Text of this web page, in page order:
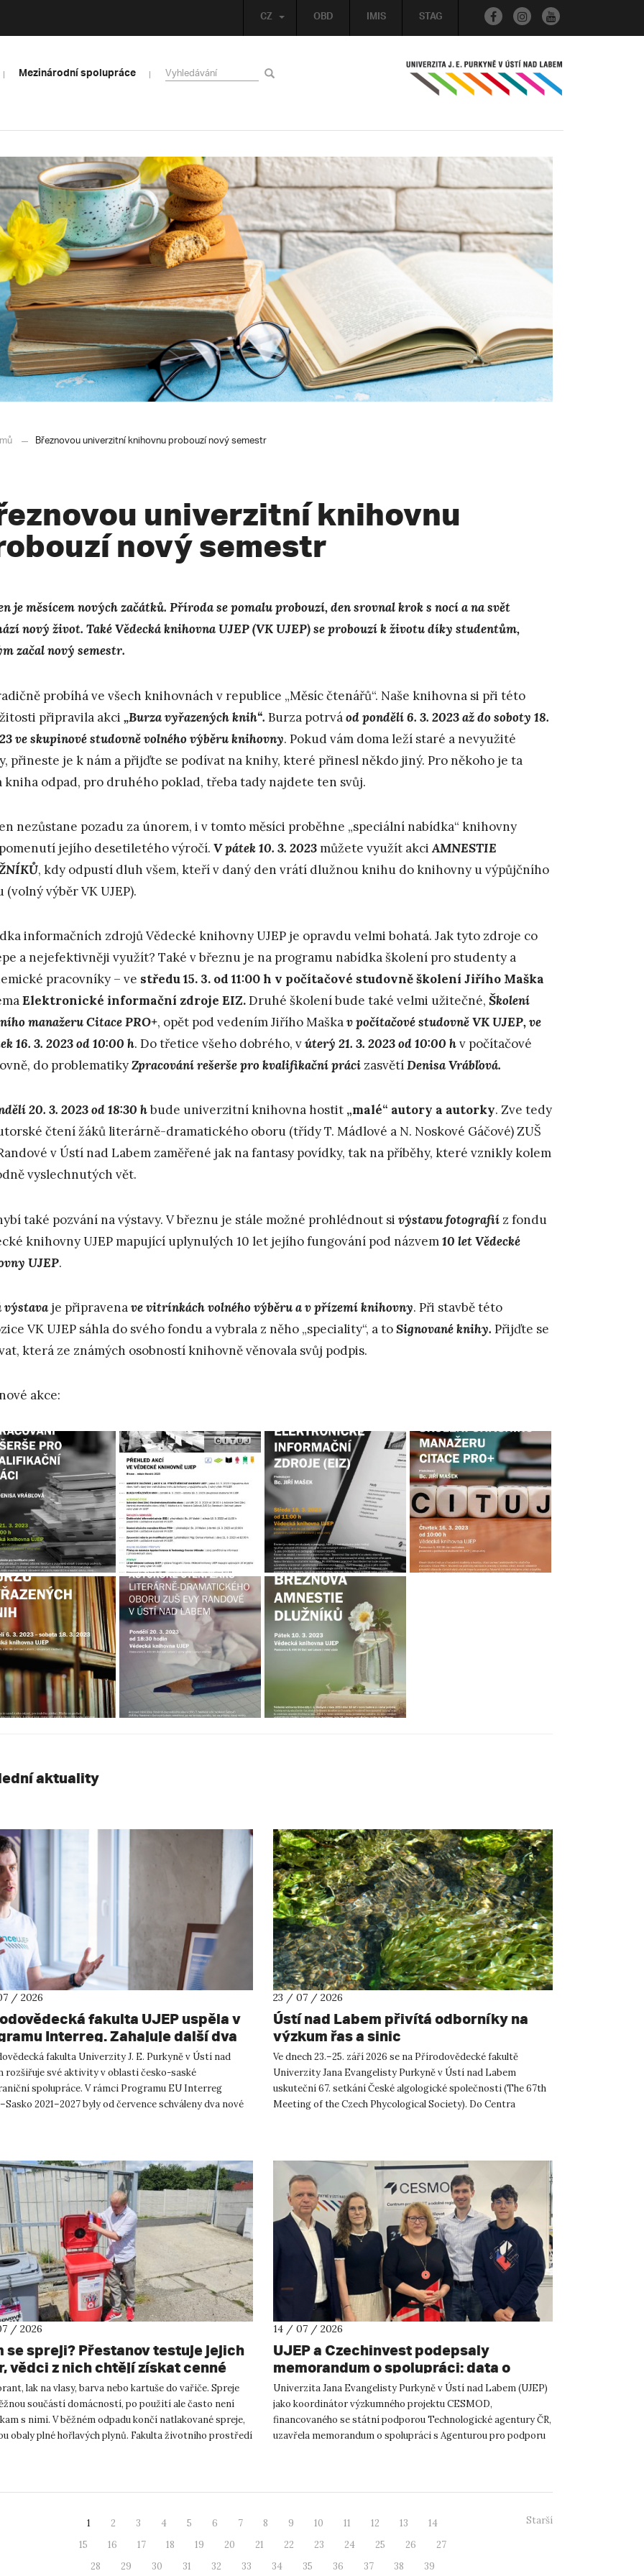
OBD IMIS STAG
CZ
Mezinárodní spolupráce
Březnovou univerzitní knihovnu probouzí nový semestr
univerzitní knihovnu
nový semestr
je měsícem nových začátků. Příroda se pomalu probouzí, den srovnal krok s nocí a na svět
nový život. Také Vědecká knihovna UJEP (VK UJEP) se probouzí k životu díky studentům,
začal nový semestr.
probíhá ve všech knihovnách v republice „Měsíc čtenářů“. Naše knihovna si při této
připravila akci „Burza vyřazených knih“. Burza potrváod pondělí 6. 3. 2023 až do soboty 18.
ve skupinové studovně volného výběru knihovny. Pokud vám doma leží staré a nevyužité
přineste je k nám a přijďte se podívat na knihy, které přinesl někdo jiný. Pro někoho je ta
kniha odpad, pro druhého poklad, třeba tady najdete ten svůj.
nezůstane pozadu za únorem, i v tomto měsíci proběhne „speciální nabídka“ knihovny
jejího desetiletého výročí. V pátek 10. 3. 2023můžete využít akciAMNESTIE
, kdy odpustí dluh všem, kteří v daný den vrátí dlužnou knihu do knihovny u výpůjčního
(volný výběr VK UJEP).
informačních zdrojů Vědecké knihovny UJEP je opravdu velmi bohatá. Jak tyto zdroje co
a nejefektivněji využít? Také v březnu je na programu nabídka školení pro studenty a
pracovníky – ve středu 15. 3. od 11:00 h v počítačové studovně školení Jiřího Maška
Elektronické informační zdroje EIZ.Druhé školení bude také velmi užitečné, Školení
manažeru Citace PRO+, opět pod vedením Jiřího Maškav počítačové studovně VK UJEP, ve
16. 3. 2023 od 10:00 h. Do třetice všeho dobrého, vúterý 21. 3. 2023 od 10:00 hv počítačové
do problematikyZpracování rešerše pro kvalifikační práci zasvětíDenisa Vrábľová.
20. 3. 2023 od 18:30 hbude univerzitní knihovna hostit „malé“ autory a autorky. Zve tedy
čtení žáků literárně-dramatického oboru (třídy T. Mádlové a N. Noskové Gáčové) ZUŠ
v Ústí nad Labem zaměřené jak na fantasy povídky, tak na příběhy, které vznikly kolem
vyslechnutých vět.
také pozvání na výstavy. V březnu je stále možné prohlédnout si výstavu fotografií z fondu
knihovny UJEP mapující uplynulých 10 let jejího fungování pod názvem10 let Vědecké
UJEP.
výstava je připravenave vitrínkáchvolného výběru a v přízemí knihovny. Při stavbě této
VK UJEP sáhla do svého fondu a vybrala z něho „speciality“, a toSignované knihy. Přijďte se
která ze známých osobností knihovně věnovala svůj podpis.
akce:
aktuality
/ 2026
fakulta UJEP uspěla v
Interreg. Zahajuje další dva
projekty se saskými
fakulta Univerzity J. E. Purkyně v Ústí nad
rozšiřuje své aktivity v oblasti česko-saské
spolupráce. V rámci Programu EU Interreg
2021–2027 byly od července schváleny dva nové
23 / 07 / 2026
Ústí nad Labem přivítá odborníky na
výzkum řas a sinic
Ve dnech 23.–25. září 2026 se na Přírodovědecké fakultě
Univerzity Jana Evangelisty Purkyně v Ústí nad Labem
uskuteční 67. setkání České algologické společnosti (The 67th
Meeting of the Czech Phycological Society). Do Centra
/ 2026
se spreji? Přestanov testuje jejich
vědci z nich chtějí získat cenné
lak na vlasy, barva nebo kartuše do vařiče. Spreje
součástí domácností, po použití ale často není
s nimi. V běžném odpadu končí natlakované spreje,
obaly plné hořlavých plynů. Fakulta životního prostředí
14 / 07 / 2026
UJEP a Czechinvest podepsaly
memorandum o spolupráci: data o
podnikatelském prostředí posílí
výzkum CESMOD
Univerzita Jana Evangelisty Purkyně v Ústí nad Labem (UJEP)
jako koordinátor výzkumného projektu CESMOD,
financovaného se státní podporou Technologické agentury ČR,
uzavřela memorandum o spolupráci s Agenturou pro podporu
1 2 3 4 5 6 7 8 9 10 11 12 13
14
15
16 17 18 19 20 21 22 23 24 25 26
27
28
29 30 31 32 33 34 35 36 37 38 39
Starší